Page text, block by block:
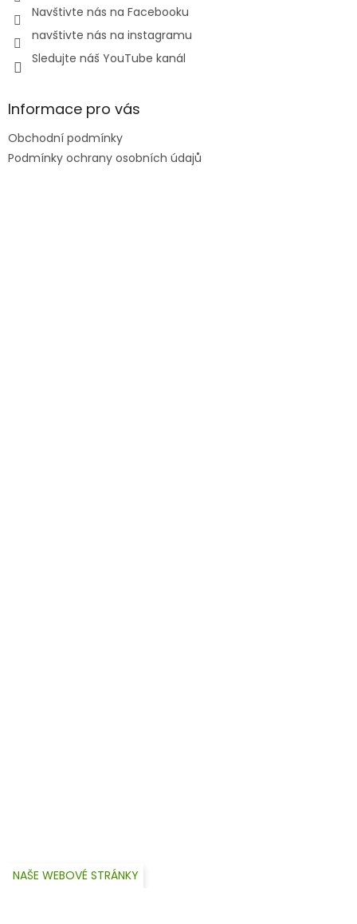
Navštivte nás na Facebooku
navštivte nás na instagramu
Sledujte náš YouTube kanál
Informace pro vás
Obchodní podmínky
Podmínky ochrany osobních údajů
NAŠE WEBOVÉ STRÁNKY